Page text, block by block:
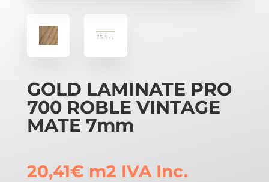
GOLD LAMINATE PRO
700 ROBLE VINTAGE
MATE 7mm
20,41€ m2 IVA Inc.